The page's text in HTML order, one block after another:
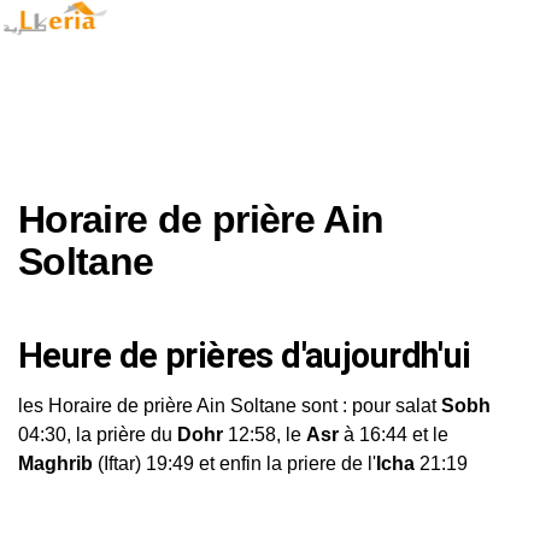
Horaire de prière Ain
Soltane
Heure de prières d'aujourdh'ui
les Horaire de prière Ain Soltane sont : pour salatSobh
04:30, la prière du Dohr 12:58, le Asr à 16:44 et le
Maghrib (Iftar) 19:49 et enfin la priere de l' Icha 21:19